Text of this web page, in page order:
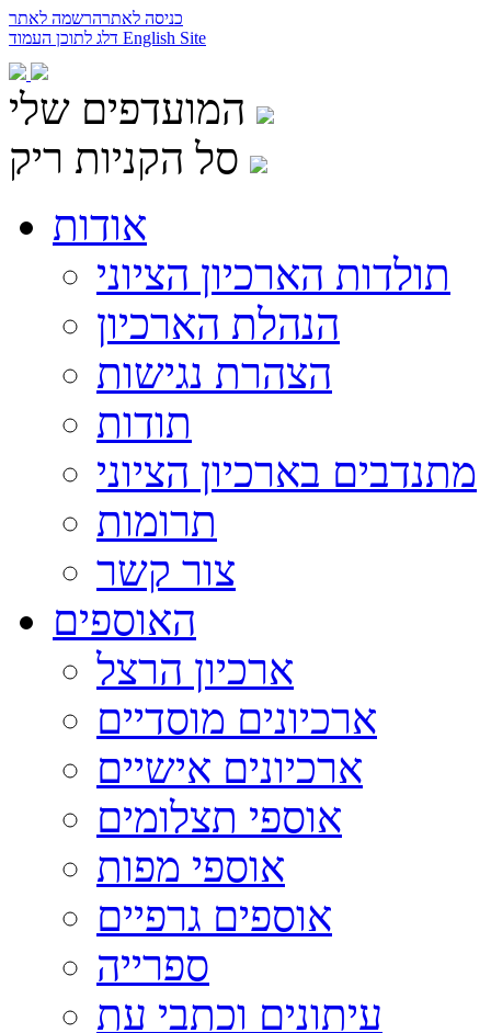
כניסה לאתרהרשמה לאתר
English Site
המועדפים שלי
סל הקניות ריק
אודות
תולדות הארכיון הציוני
הנהלת הארכיון
הצהרת נגישות
תודות
מתנדבים בארכיון הציוני
תרומות
צור קשר
האוספים
ארכיון הרצל
ארכיונים מוסדיים
ארכיונים אישיים
אוספי תצלומים
אוספי מפות
אוספים גרפיים
ספרייה
עיתונים וכתבי עת